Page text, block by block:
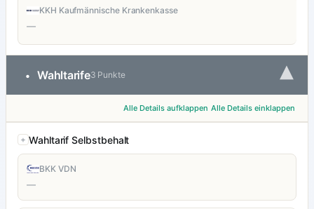
KKH Kaufmännische Krankenkasse
—
• Wahltarife3 Punkte ▾
Alle Details aufklappen Alle Details einklappen
Wahltarif Selbstbehalt
BKK VDN
—